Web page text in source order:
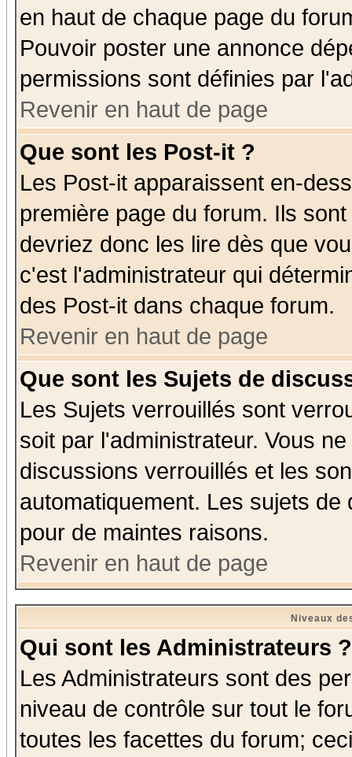
en haut de chaque page du
Pouvoir poster une annonce
permissions sont définies par
Revenir en haut de page
Que sont les Post-it ?
Les Post-it apparaissent en-
première page du forum. Ils
devriez donc les lire dès que
c'est l'administrateur qui
des Post-it dans chaque forum.
Revenir en haut de page
Que sont les Sujets de
Les Sujets verrouillés sont
soit par l'administrateur. Vous
discussions verrouillés et les
automatiquement. Les sujets
pour de maintes raisons.
Revenir en haut de page
Niveaux
Qui sont les Administrateurs ?
Les Administrateurs sont des
niveau de contrôle sur tout le
toutes les facettes du forum;